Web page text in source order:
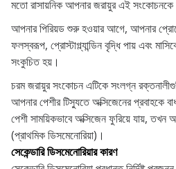
মতো রাসায়নিক আপনার জরায়ুর এই সংকোচনকে
আপনার পিরিয়ড শুরু হওয়ার আগে, আপনার
ফলস্বরূপ, প্রোস্টাগ্ল্যান্ডিন বৃদ্ধি পায় এবং
সংকুচিত হয়।
চরম জরায়ুর সংকোচন এটিকে সংলগ্ন
আপনার পেশীর টিস্যুতে অক্সিজেনের প্রবাহকে
পেশী সাময়িকভাবে অক্সিজেন ফুরিয়ে যায়,
(প্রাথমিক ডিসমেনোরিয়া)।
সেকেন্ডারি ডিসমেনোরিয়ার কারণ